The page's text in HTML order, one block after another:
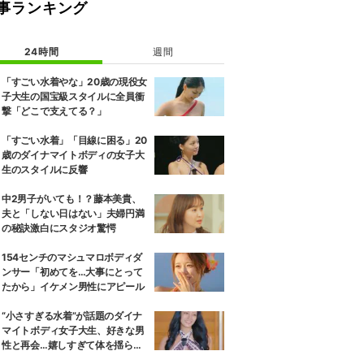
ランキング
24時間 週間
「すごい水着やな」20歳の現役女
子大生の国宝級スタイルに全員衝
撃「どこで支えてる？」
「すごい水着」「目線に困る」20
歳のダイナマイトボディの女子大
生のスタイルに反響
中2男子がいても！？藤本美貴、
夫と「しない日はない」夫婦円満
の秘訣激白にスタジオ驚愕
154センチのマシュマロボディダ
ンサー「初めてを…大事にとって
たから」イケメン男性にアピール
“小さすぎる水着”が話題のダイナ
マイトボディ女子大生、好きな男
性と再会…嬉しすぎて体を揺らし